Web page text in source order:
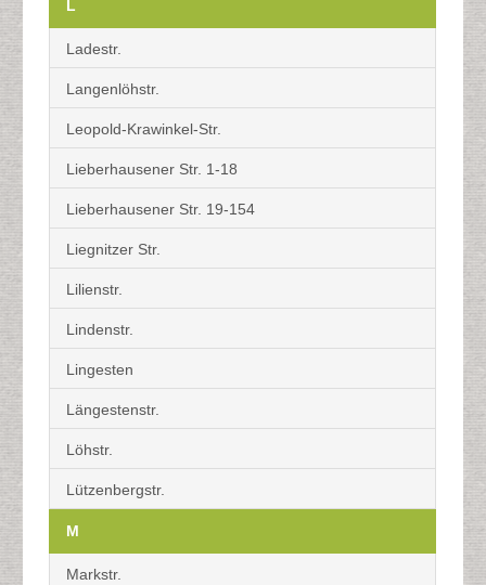
L
Ladestr.
Langenlöhstr.
Leopold-Krawinkel-Str.
Lieberhausener Str. 1-18
Lieberhausener Str. 19-154
Liegnitzer Str.
Lilienstr.
Lindenstr.
Lingesten
Längestenstr.
Löhstr.
Lützenbergstr.
M
Markstr.